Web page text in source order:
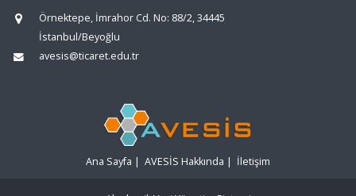
Örnektepe, İmrahor Cd. No: 88/2, 34445
İstanbul/Beyoğlu
avesis@ticaret.edu.tr
Ana Sayfa | AVESİS Hakkında | İletişim